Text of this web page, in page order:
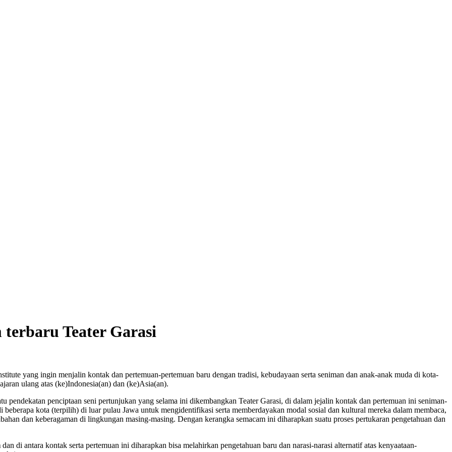
Teater Garasi
yang ingin menjalin kontak dan pertemuan-pertemuan baru dengan tradisi, kebudayaan serta seniman dan anak-anak muda di kota-
ulang atas (ke)Indonesia(an) dan (ke)Asia(an).
pendekatan penciptaan seni pertunjukan yang selama ini dikembangkan Teater Garasi, di dalam jejalin kontak dan pertemuan ini seniman-
beberapa kota (terpilih) di luar pulau Jawa untuk mengidentifikasi serta memberdayakan modal sosial dan kultural mereka dalam membaca,
dan keberagaman di lingkungan masing-masing. Dengan kerangka semacam ini diharapkan suatu proses pertukaran pengetahuan dan
di antara kontak serta pertemuan ini diharapkan bisa melahirkan pengetahuan baru dan narasi-narasi alternatif atas kenyaataan-